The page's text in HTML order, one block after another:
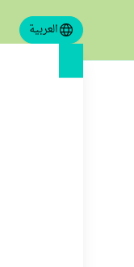
العربية